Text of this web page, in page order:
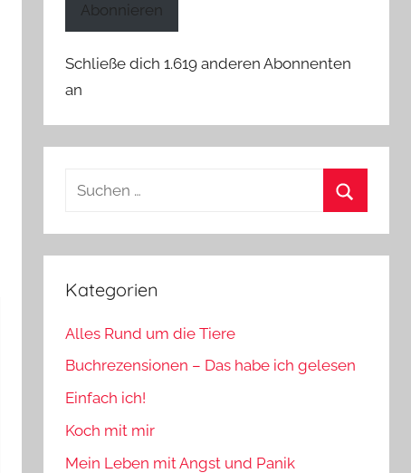
Abonnieren
Schließe dich 1.619 anderen Abonnenten
an
Suchen
Kategorien
Alles Rund um die Tiere
Buchrezensionen – Das habe ich gelesen
Einfach ich!
Koch mit mir
Mein Leben mit Angst und Panik